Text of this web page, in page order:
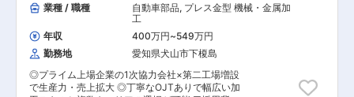
業種 / 職種
自動車部品, プレス金型 機械・金属加
工
年収
400万円~549万円
勤務地
愛知県犬山市下榎島
◎プライム上場企業の1次協力会社×第二工場増設
で生産力・売上拡大 ◎丁寧なOJTありで幅広い加